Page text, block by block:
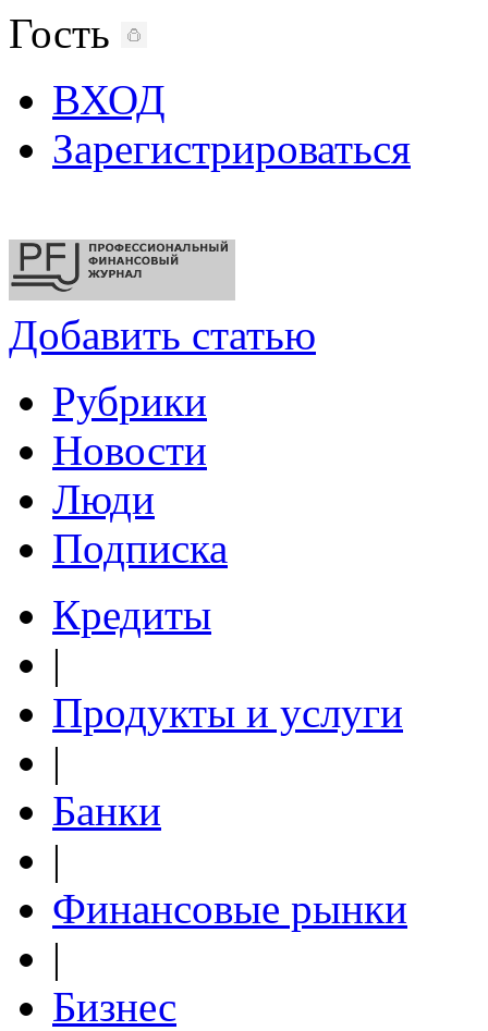
Гость
ВХОД
Зарегистрироваться
Добавить статью
Рубрики
Новости
Люди
Подписка
Кредиты
|
Продукты и услуги
|
Банки
|
Финансовые рынки
|
Бизнес